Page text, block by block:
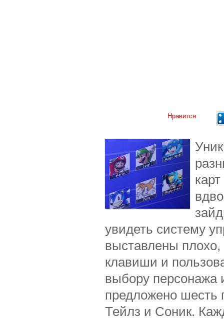
Нравится
увидеть систему
выставлены плохо,
клавиши и
выбору персонажа
предложено шесть
Тейлз и Соник.